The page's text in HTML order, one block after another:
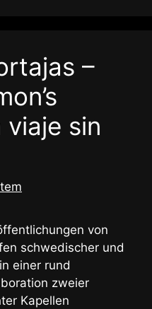
–
sin
von
schwedischer und
einer rund
zweier
Kapellen